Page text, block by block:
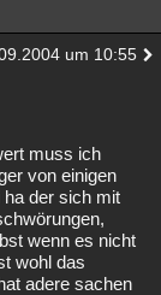
um 10:55
muss ich
von einigen
der sich mit
wenn es nicht
wohl das
adere sachen